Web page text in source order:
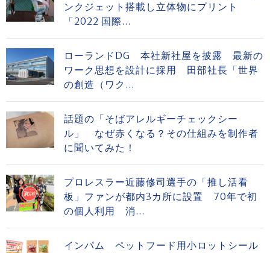
ンクジェット搭載し立体物にプリント
「2022 国際...
ローランドDG 本社新社屋を披露 最新の
ワーク思想を設計に採用 田部社長「世界
の創造（ワク...
話題の「そばアレルギーチェックシー
ル」 なぜ赤くなる？その仕組みを制作者
に聞いてみた！
プロレスラー近藤修司選手の「推し活看
板」ファンが都内3カ所に設置 70年で初
の個人利用 消...
インパム ペットフード用小ロットシール